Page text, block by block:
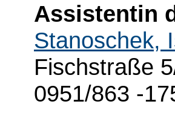
Assistentin
Stanoschek,
Fischstraße
0951/863 -